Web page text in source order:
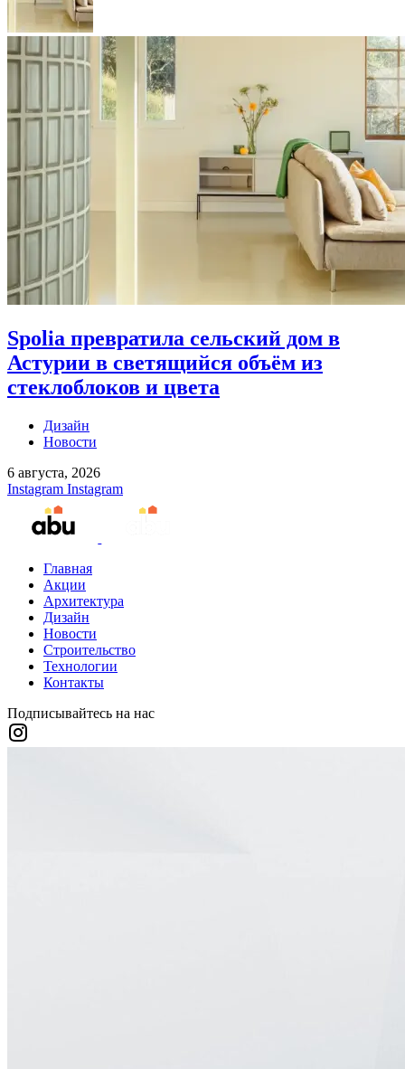
Spolia превратила сельский дом в
Астурии в светящийся объём из
стеклоблоков и цвета
Дизайн
Новости
6 августа, 2026
Instagram Instagram
Главная
Акции
Архитектура
Дизайн
Новости
Строительство
Технологии
Контакты
Подписывайтесь на нас